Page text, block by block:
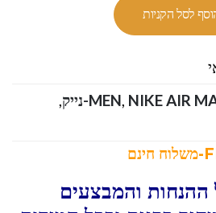
לסל הקניות
MEN, NIKE AIR
,
והמבצעים